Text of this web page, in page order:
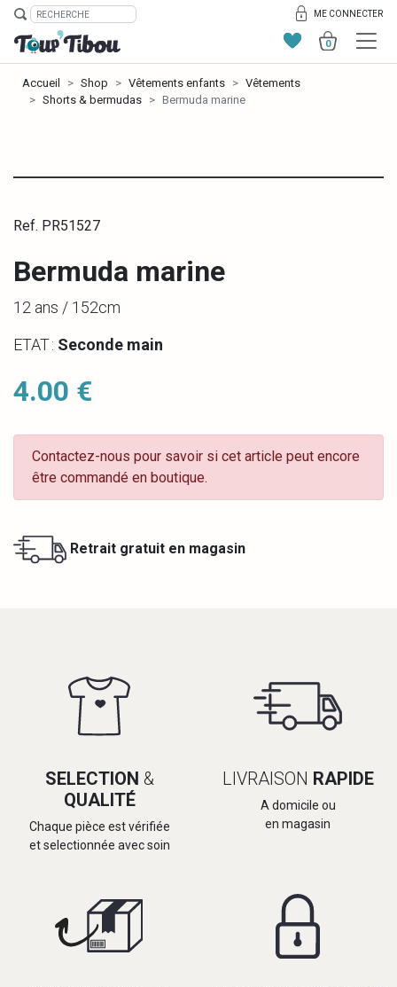
ME CONNECTER
0
Accueil Shop Vêtements enfants
Vêtements
Shorts & bermudas
Bermuda marine
Ref. PR51527
Bermuda marine
12 ans / 152cm
ETAT : Seconde main
4.00 €
Contactez-nous pour savoir si cet article peut encore
être commandé en boutique.
Retrait gratuit en magasin
SELECTION &
QUALITÉ
Chaque pièce est vérifiée
et selectionnée avec soin
LIVRAISON RAPIDE
A domicile ou
en magasin